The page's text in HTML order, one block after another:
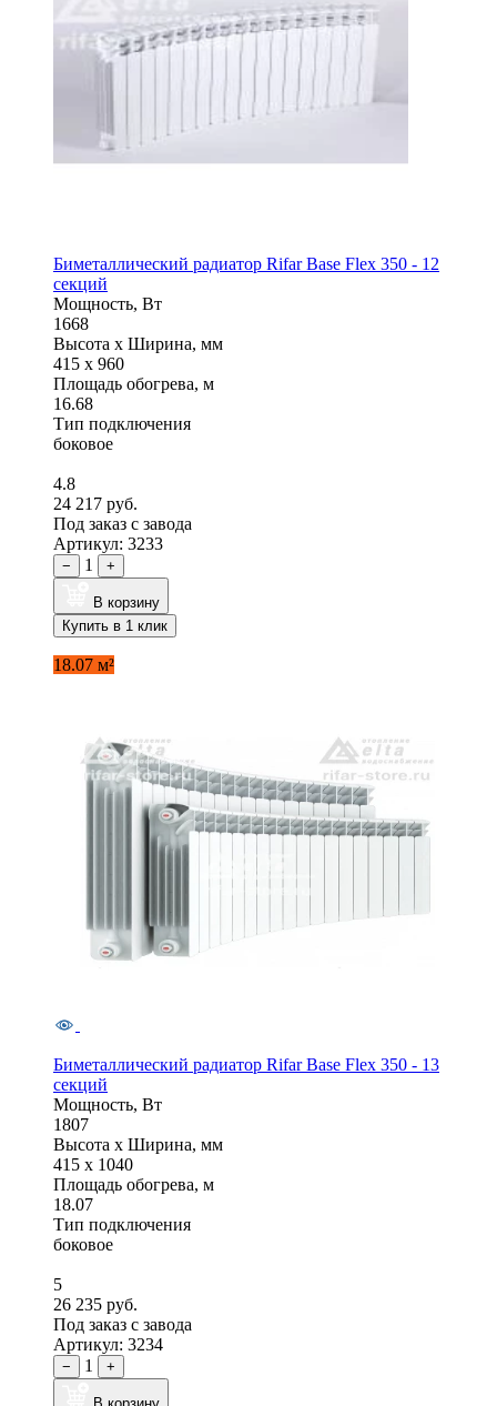
Биметаллический радиатор Rifar Base Flex 350 - 12
секций
Мощность, Вт
1668
Высота x Ширина, мм
415 x 960
Площадь обогрева, м
16.68
Тип подключения
боковое
4.8
24 217 руб.
Под заказ с завода
Артикул: 3233
− 1 +
В корзину
Купить в 1 клик
18.07 м²
Биметаллический радиатор Rifar Base Flex 350 - 13
секций
Мощность, Вт
1807
Высота x Ширина, мм
415 x 1040
Площадь обогрева, м
18.07
Тип подключения
боковое
5
26 235 руб.
Под заказ с завода
Артикул: 3234
− 1 +